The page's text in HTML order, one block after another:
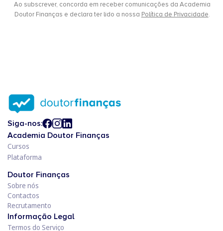
Ao subscrever, concorda em receber comunicações da Academia
Doutor Finanças e declara ter lido a nossa Política de Privacidade.
Siga-nos:
Academia Doutor Finanças
Cursos
Plataforma
Doutor Finanças
Sobre nós
Contactos
Recrutamento
Informação Legal
Termos do Serviço